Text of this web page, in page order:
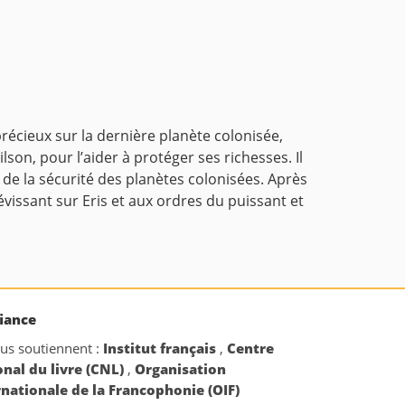
sur la dernière planète colonisée,
pour l’aider à protéger ses richesses. Il
la sécurité des planètes colonisées. Après
sur Eris et aux ordres du puissant et
soutiennent : Institut français ,Centre
du livre (CNL) ,Organisation
de la Francophonie (OIF)